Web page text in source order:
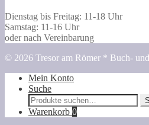
Dienstag bis Freitag: 11-18 Uhr
Samstag: 11-16 Uhr
oder nach Vereinbarung
© 2026 Tresor am Römer * Buch-
Mein Konto
Suche
Suche
nach:
Warenkorb 0